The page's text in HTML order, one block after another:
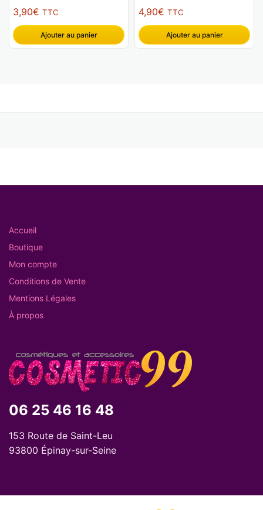
3,90€ TTC
Ajouter au panier
4,90€ TTC
Ajouter au panier
Accueil
Boutique
Mon compte
Conditions de Vente
Mentions Légales
À propos
06 25 46 16 48
153 Route de Saint-Leu
93800 Épinay-sur-Seine